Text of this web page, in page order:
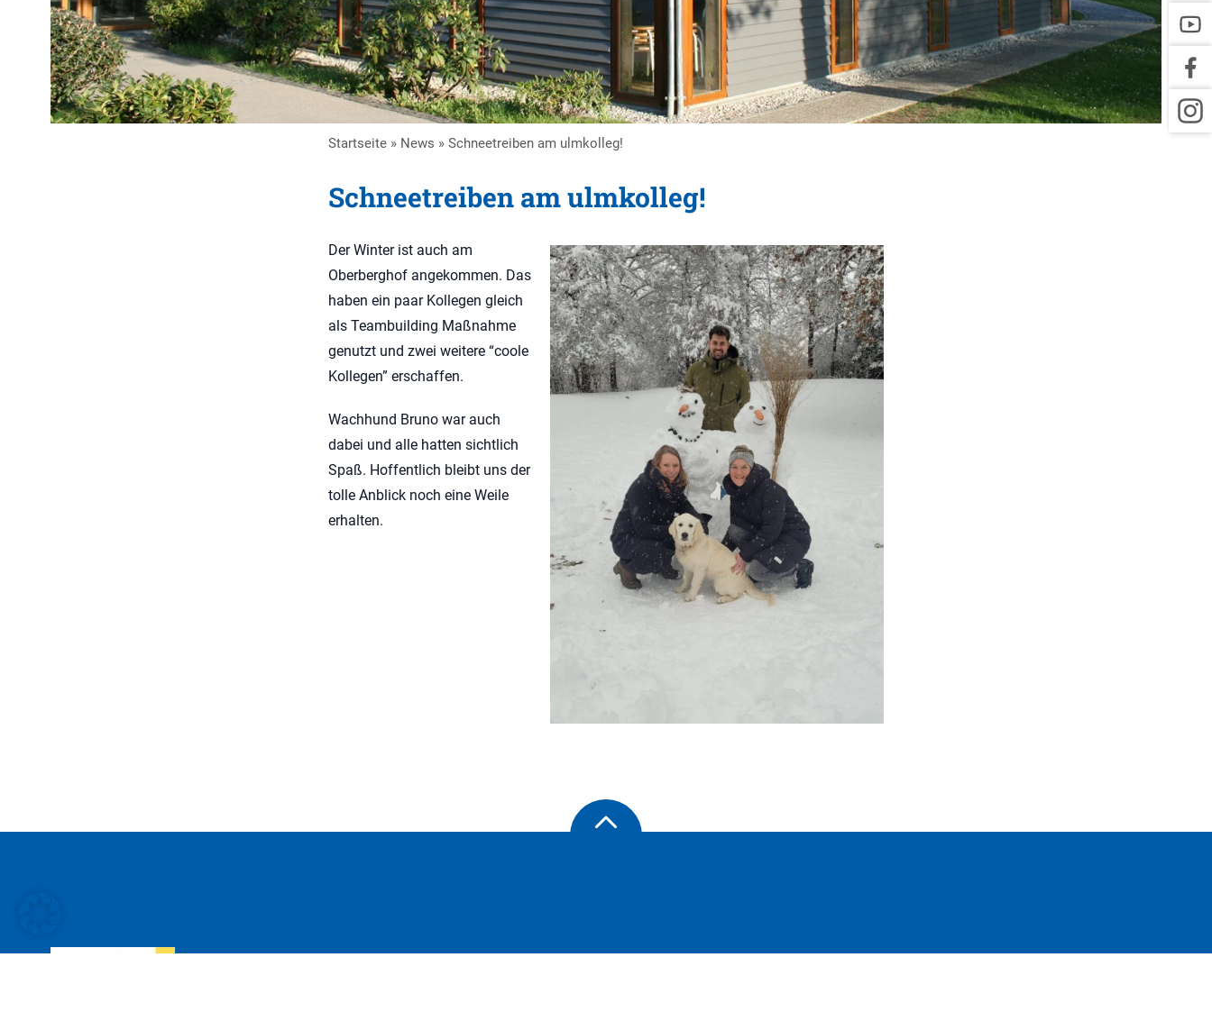
Startseite » News » Schneetreiben am ulmkolleg!
Schneetreiben am ulmkolleg!
Der Winter ist auch am
Oberberghof angekommen. Das
haben ein paar Kollegen gleich
als Teambuilding Maßnahme
genutzt und zwei weitere “coole
Kollegen” erschaffen.
Wachhund Bruno war auch
dabei und alle hatten sichtlich
Spaß. Hoffentlich bleibt uns der
tolle Anblick noch eine Weile
erhalten.